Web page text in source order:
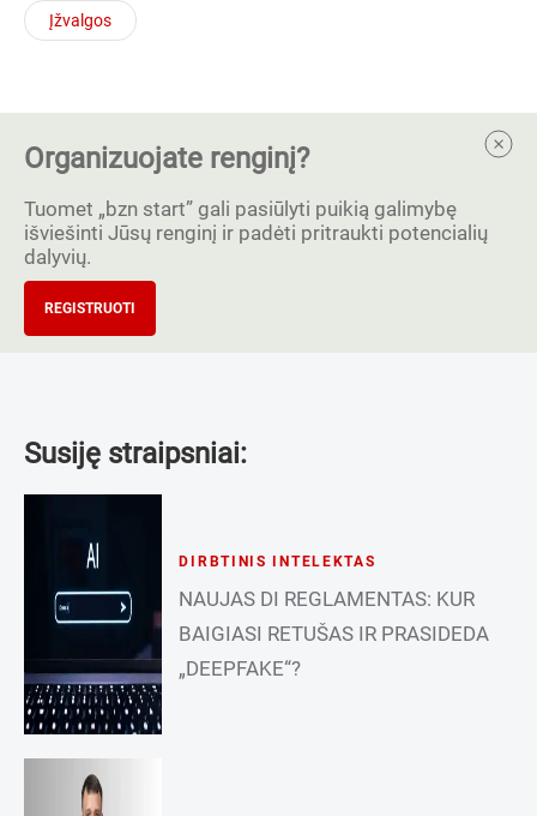
Įžvalgos
Organizuojate renginį?
Tuomet „bzn start” gali pasiūlyti puikią galimybę
išviešinti Jūsų renginį ir padėti pritraukti potencialių
dalyvių.
REGISTRUOTI
Susiję straipsniai:
DIRBTINIS INTELEKTAS
NAUJAS DI REGLAMENTAS: KUR
BAIGIASI RETUŠAS IR PRASIDEDA
„DEEPFAKE“?